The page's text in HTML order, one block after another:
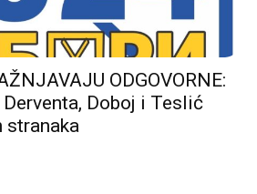
ODGOVORNE:
Doboj i Teslić
stranaka